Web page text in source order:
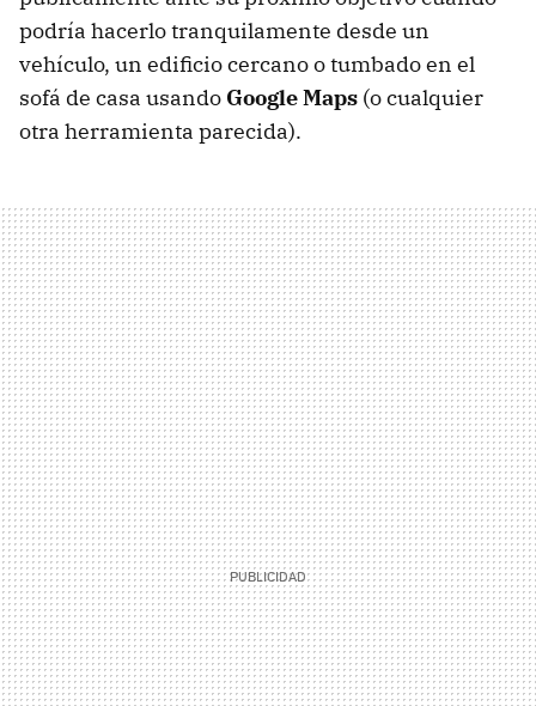
podría hacerlo tranquilamente desde un
vehículo, un edificio cercano o tumbado en el
sofá de casa usando Google Maps (o cualquier
otra herramienta parecida).